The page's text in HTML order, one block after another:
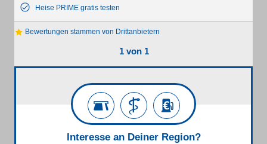
Heise PRIME gratis testen
Bewertungen stammen von Drittanbietern
1 von 1
Interesse an Deiner Region?